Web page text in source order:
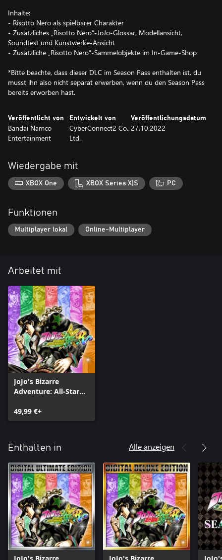
Inhalte:
- Risotto Nero als spielbarer Charakter
- Zusätzliches „Risotto Nero“-JoJo-Glossar, Modellansicht,
Soundtest und Kunstwerke-Ansicht
- Zusätzliche „Risotto Nero“-Sammelobjekte im In-Game-Shop
*Bitte beachte, dass dieser DLC im Season Pass enthalten ist, du
musst ihn also nicht separat erwerben, wenn du den Season Pass
bereits erworben hast.
Veröffentlicht von
Bandai Namco
Entertainment
Entwickelt von
CyberConnect2 Co.,
Ltd.
Veröffentlichungsdatum
27.10.2022
Wiedergabe mit
XBOX One XBOX Series X|S PC
Funktionen
Multiplayer lokal Online-Multiplayer
Arbeitet mit
JoJo's Bizarre
Adventure: All-Star
49,99 €+
Enthalten in Alle anzeigen